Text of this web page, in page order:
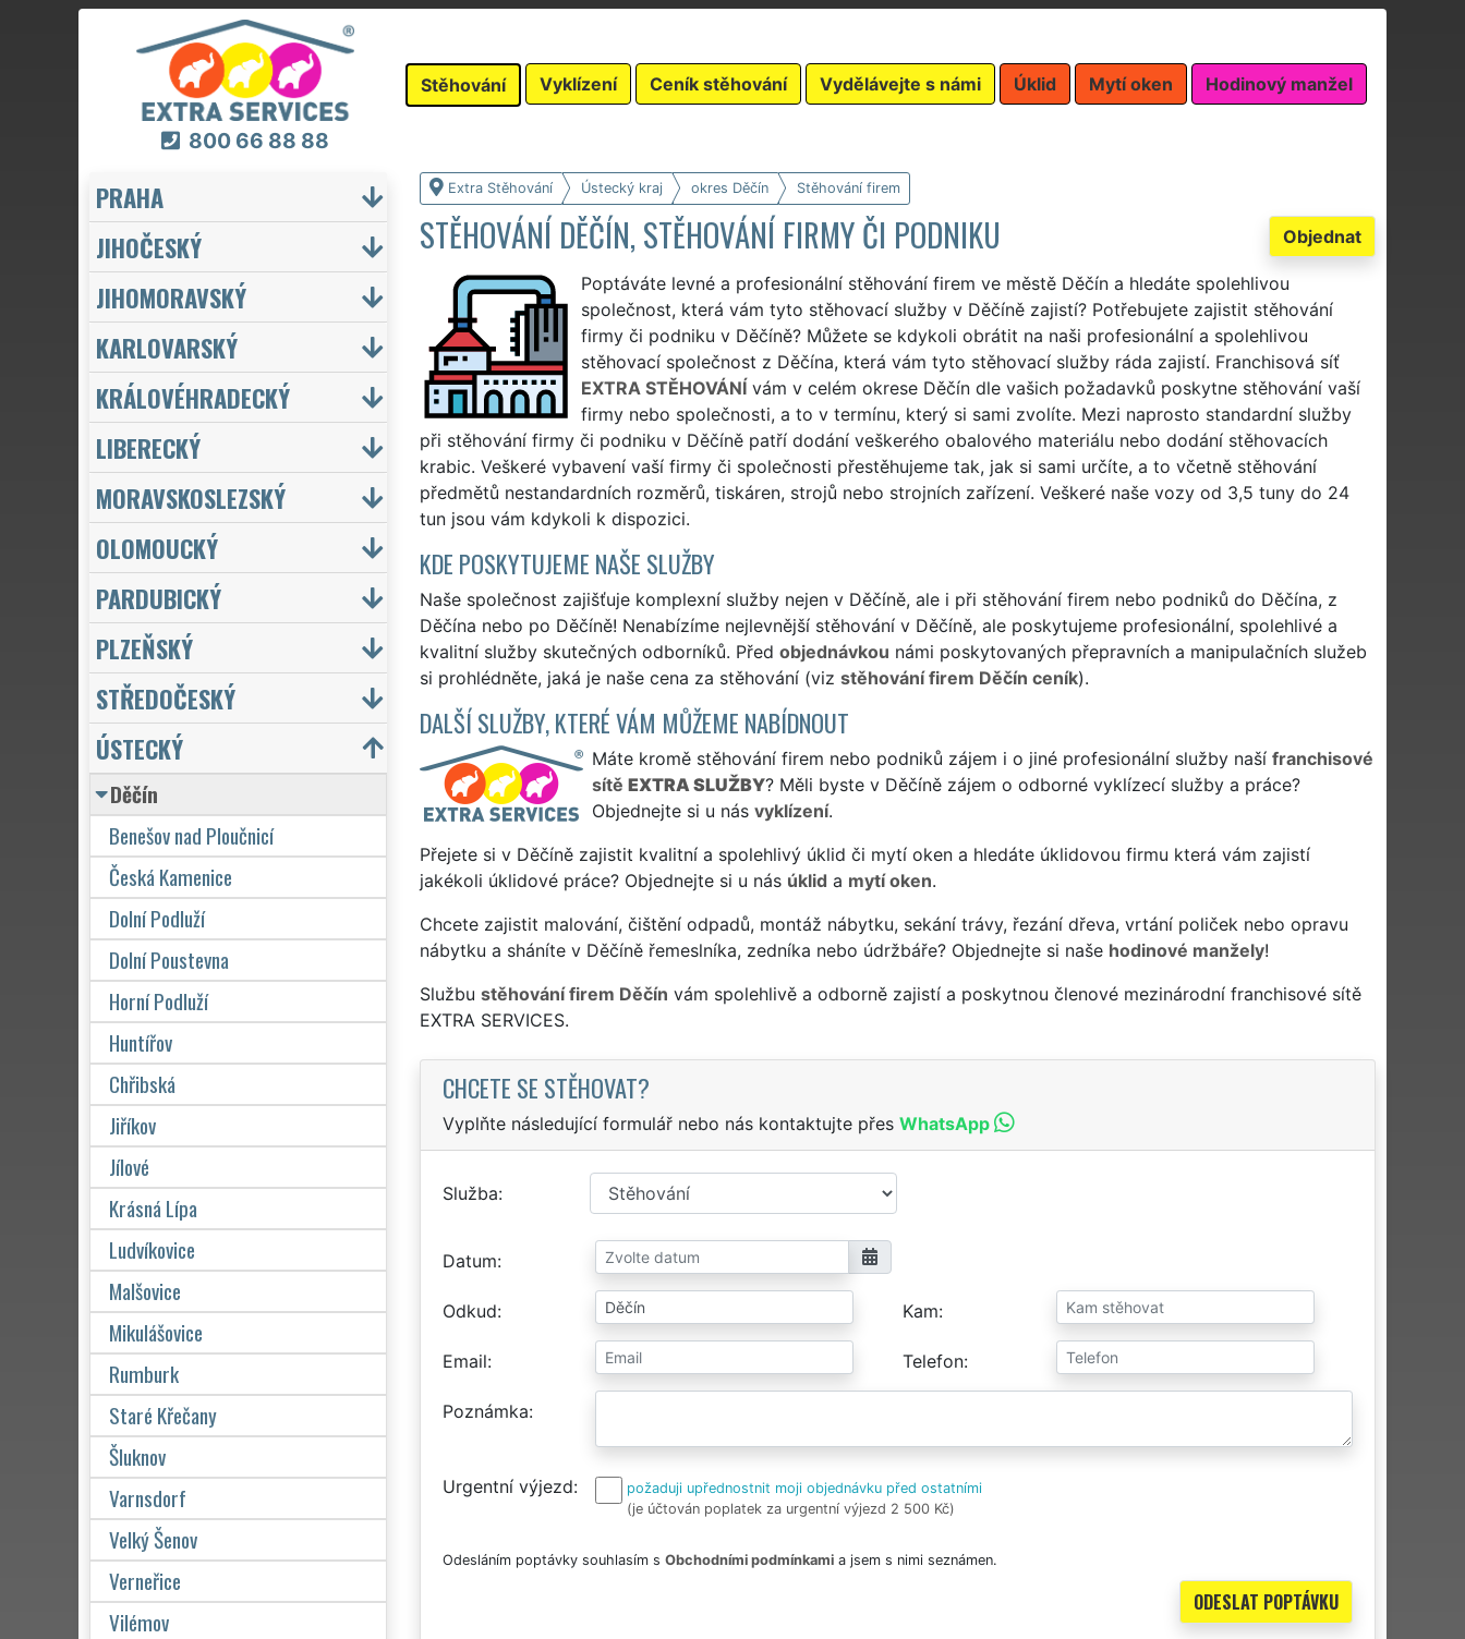
800 66 88 88
Stěhování Vyklízení Ceník stěhování Vydělávejte s námi Úklid Mytí oken Hodinový manžel
Extra Stěhování Ústecký kraj okres Děčín Stěhování firem
Objednat
STĚHOVÁNÍ DĚČÍN, STĚHOVÁNÍ FIRMY ČI PODNIKU
Poptáváte levné a profesionální stěhování firem ve městě Děčín a hledáte spolehlivou
společnost, která vám tyto stěhovací služby v Děčíně zajistí? Potřebujete zajistit stěhování
firmy či podniku v Děčíně? Můžete se kdykoli obrátit na naši profesionální a spolehlivou
stěhovací společnost z Děčína, která vám tyto stěhovací služby ráda zajistí. Franchisová síť
EXTRA STĚHOVÁNÍvám v celém okrese Děčín dle vašich požadavků poskytne stěhování vaší
firmy nebo společnosti, a to v termínu, který si sami zvolíte. Mezi naprosto standardní služby
při stěhování firmy či podniku v Děčíně patří dodání veškerého obalového materiálu nebo dodání stěhovacích
krabic. Veškeré vybavení vaší firmy či společnosti přestěhujeme tak, jak si sami určíte, a to včetně stěhování
předmětů nestandardních rozměrů, tiskáren, strojů nebo strojních zařízení. Veškeré naše vozy od 3,5 tuny do 24
tun jsou vám kdykoli k dispozici.
KDE POSKYTUJEME NAŠE SLUŽBY
Naše společnost zajišťuje komplexní služby nejen v Děčíně, ale i při stěhování firem nebo podniků do Děčína, z
Děčína nebo po Děčíně! Nenabízíme nejlevnější stěhování v Děčíně, ale poskytujeme profesionální, spolehlivé a
kvalitní služby skutečných odborníků. Před objednávkou námi poskytovaných přepravních a manipulačních služeb
si prohlédněte, jaká je naše cena za stěhování (viz stěhování firem Děčín ceník).
DALŠÍ SLUŽBY, KTERÉ VÁM MŮŽEME NABÍDNOUT
Máte kromě stěhování firem nebo podniků zájem i o jiné profesionální služby naší franchisové
sítě EXTRA SLUŽBY? Měli byste v Děčíně zájem o odborné vyklízecí služby a práce?
Objednejte si u nás vyklízení.
Přejete si v Děčíně zajistit kvalitní a spolehlivý úklid či mytí oken a hledáte úklidovou firmu která vám zajistí
jakékoli úklidové práce? Objednejte si u nás úklid a mytí oken.
Chcete zajistit malování, čištění odpadů, montáž nábytku, sekání trávy, řezání dřeva, vrtání poliček nebo opravu
nábytku a sháníte v Děčíně řemeslníka, zedníka nebo údržbáře? Objednejte si naše hodinové manžely!
Službu stěhování firem Děčín vám spolehlivě a odborně zajistí a poskytnou členové mezinárodní franchisové sítě
EXTRA SERVICES.
CHCETE SE STĚHOVAT?
Vyplňte následující formulář nebo nás kontaktujte přes WhatsApp
Služba
Datum
Odkud Kam
Email Telefon
Poznámka
Urgentní výjezd
požaduji upřednostnit moji objednávku před ostatními
(je účtován poplatek za urgentní výjezd 2 500 Kč)
Odesláním poptávky souhlasím s Obchodními podmínkamia jsem s nimi seznámen.
PRAHA
JIHOČESKÝ
JIHOMORAVSKÝ
KARLOVARSKÝ
KRÁLOVÉHRADECKÝ
LIBERECKÝ
MORAVSKOSLEZSKÝ
OLOMOUCKÝ
PARDUBICKÝ
PLZEŇSKÝ
STŘEDOČESKÝ
ÚSTECKÝ
Děčín
Benešov nad Ploučnicí
Česká Kamenice
Dolní Podluží
Dolní Poustevna
Horní Podluží
Huntířov
Chřibská
Jiříkov
Jílové
Krásná Lípa
Ludvíkovice
Malšovice
Mikulášovice
Rumburk
Staré Křečany
Šluknov
Varnsdorf
Velký Šenov
Verneřice
Vilémov